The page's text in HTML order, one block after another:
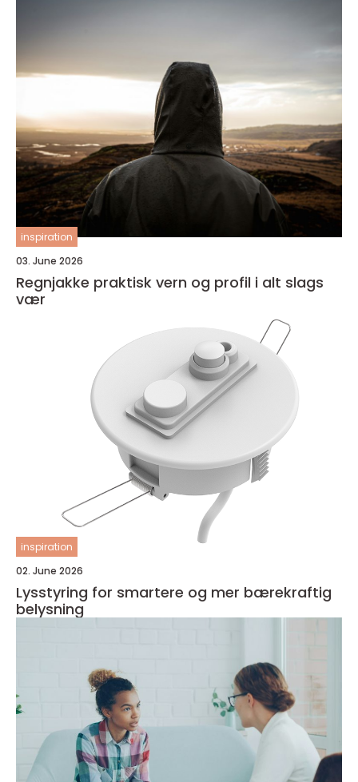
inspiration
03. June 2026
Regnjakke praktisk vern og profil i alt slags
vær
inspiration
02. June 2026
Lysstyring for smartere og mer bærekraftig
belysning